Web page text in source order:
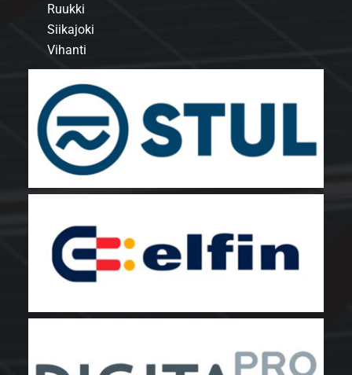
Ruukki
Siikajoki
Vihanti